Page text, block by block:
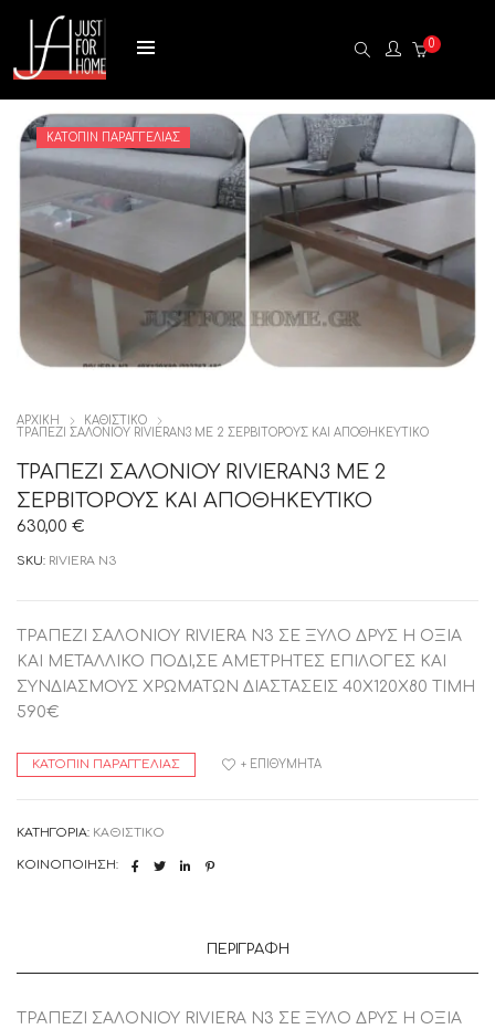
0
ΚΑΤΌΠΙΝ ΠΑΡΑΓΓΕΛΊΑΣ
ΑΡΧΙΚΉ
ΚΑΘΙΣΤΙΚΟ
ΤΡΑΠΕΖΙ ΣΑΛΟΝΙΟΥ RIVIERAN3 ΜΕ 2 ΣΕΡΒΙΤΟΡΟΥΣ ΚΑΙ ΑΠΟΘΗΚΕΥΤΙΚΟ
ΤΡΑΠΕΖΙ ΣΑΛΟΝΙΟΥ RIVIERAN3 ΜΕ 2
ΣΕΡΒΙΤΟΡΟΥΣ ΚΑΙ ΑΠΟΘΗΚΕΥΤΙΚΟ
630,00 €
SKU: RIVIERA N3
ΤΡΑΠΕΖΙ ΣΑΛΟΝΙΟΥ RIVIERA N3 ΣΕ ΞΥΛΟ ΔΡΥΣ Η ΟΞΙΑ
KAI ΜΕΤΑΛΛΙΚΟ ΠΟΔΙ,ΣΕ ΑΜΕΤΡΗΤΕΣ ΕΠΙΛΟΓΕΣ ΚΑΙ
ΣΥΝΔΙΑΣΜΟΥΣ ΧΡΩΜΑΤΩΝ ΔΙΑΣΤΑΣΕΙΣ 40Χ120Χ80 TIMH
590€
ΚΑΤΌΠΙΝ ΠΑΡΑΓΓΕΛΊΑΣ + ΕΠΙΘΥΜΗΤΆ
ΚΑΤΗΓΟΡΊΑ: ΚΑΘΙΣΤΙΚΟ
ΚΟΙΝΟΠΟΊΗΣΗ:
ΠΕΡΙΓΡΑΦΉ
ΤΡΑΠΕΖΙ ΣΑΛΟΝΙΟΥ RIVIERA N3 ΣΕ ΞΥΛΟ ΔΡΥΣ Η ΟΞΙΑ